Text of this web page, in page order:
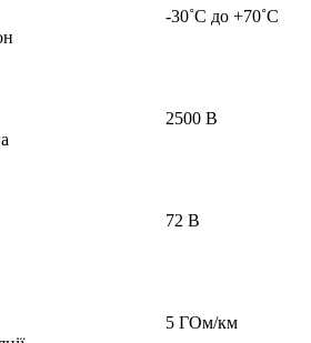
-30˚С до +70˚С
2500 В
72 В
5 ГОм/км